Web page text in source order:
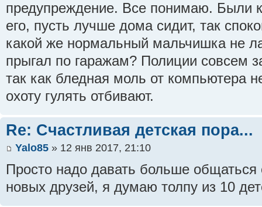
предупреждение. Все понимаю. Были
его, пусть лучше дома сидит, так
какой же нормальный мальчишка не
прыгал по гаражам? Полиции совсем
так как бледная моль от компьютера
охоту гулять отбивают.
Re: Счастливая детская пора...
Yalo85 » 12 янв 2017, 21:10
Просто надо давать больше общаться
новых друзей, я думаю толпу из 10